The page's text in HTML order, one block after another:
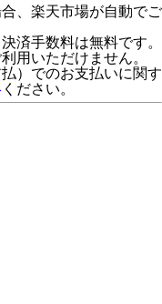
、楽天市場が自動でご
済手数料は無料です。
用いただけません。
）でのお支払いに関す
ください。